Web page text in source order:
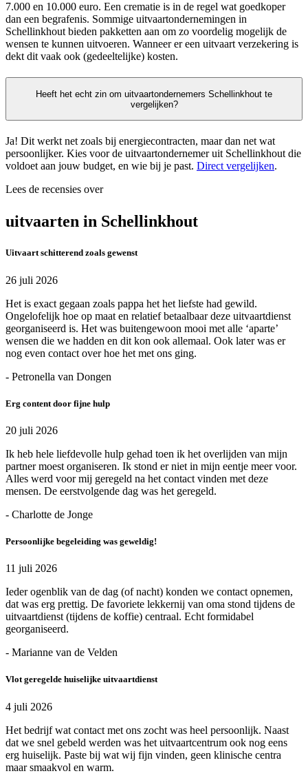
7.000 en 10.000 euro. Een crematie is in de regel wat goedkoper
dan een begrafenis. Sommige uitvaartondernemingen in
Schellinkhout bieden pakketten aan om zo voordelig mogelijk de
wensen te kunnen uitvoeren. Wanneer er een uitvaart verzekering is
dekt dit vaak ook (gedeeltelijke) kosten.
Heeft het echt zin om uitvaartondernemers Schellinkhout te
vergelijken?
Ja! Dit werkt net zoals bij energiecontracten, maar dan net wat
persoonlijker. Kies voor de uitvaartondernemer uit Schellinkhout die
voldoet aan jouw budget, en wie bij je past. Direct vergelijken.
Lees de recensies over
uitvaarten in Schellinkhout
Uitvaart schitterend zoals gewenst
26 juli 2026
Het is exact gegaan zoals pappa het het liefste had gewild.
Ongelofelijk hoe op maat en relatief betaalbaar deze uitvaartdienst
georganiseerd is. Het was buitengewoon mooi met alle ‘aparte’
wensen die we hadden en dit kon ook allemaal. Ook later was er
nog even contact over hoe het met ons ging.
- Petronella van Dongen
Erg content door fijne hulp
20 juli 2026
Ik heb hele liefdevolle hulp gehad toen ik het overlijden van mijn
partner moest organiseren. Ik stond er niet in mijn eentje meer voor.
Alles werd voor mij geregeld na het contact vinden met deze
mensen. De eerstvolgende dag was het geregeld.
- Charlotte de Jonge
Persoonlijke begeleiding was geweldig!
11 juli 2026
Ieder ogenblik van de dag (of nacht) konden we contact opnemen,
dat was erg prettig. De favoriete lekkernij van oma stond tijdens de
uitvaartdienst (tijdens de koffie) centraal. Echt formidabel
georganiseerd.
- Marianne van de Velden
Vlot geregelde huiselijke uitvaartdienst
4 juli 2026
Het bedrijf wat contact met ons zocht was heel persoonlijk. Naast
dat we snel gebeld werden was het uitvaartcentrum ook nog eens
erg huiselijk. Paste bij wat wij fijn vinden, geen klinische centra
maar smaakvol en warm.